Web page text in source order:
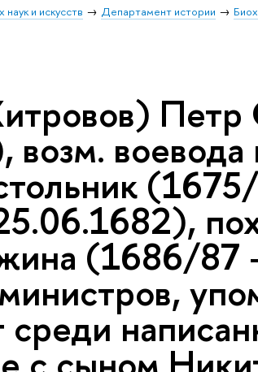
и искусств Департамент истории
Петр
воевода
(1686/
среди